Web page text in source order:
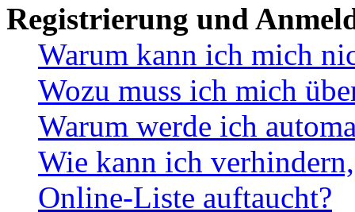
Registrierung und
Warum kann ich mich
Wozu muss ich mich
Warum werde ich
Wie kann ich
Online-Liste auftaucht?